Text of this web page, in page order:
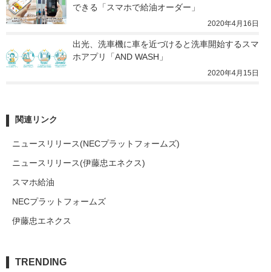
できる「スマホで給油オーダー」
2020年4月16日
出光、洗車機に車を近づけると洗車開始するスマ
ホアプリ「AND WASH」
2020年4月15日
関連リンク
ニュースリリース(NECプラットフォームズ)
ニュースリリース(伊藤忠エネクス)
スマホ給油
NECプラットフォームズ
伊藤忠エネクス
TRENDING